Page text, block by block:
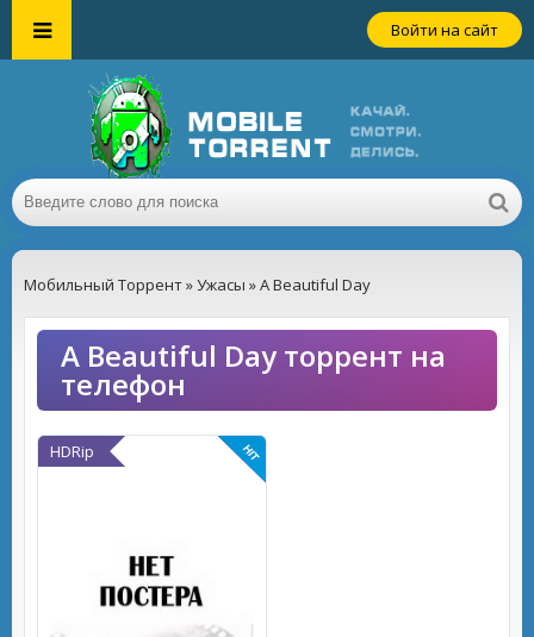
Войти на сайт
Мобильный Торрент»Ужасы » A Beautiful Day
A Beautiful Day торрент на
телефон
HDRip